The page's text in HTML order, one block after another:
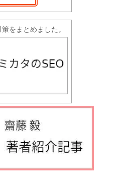
をまとめました。